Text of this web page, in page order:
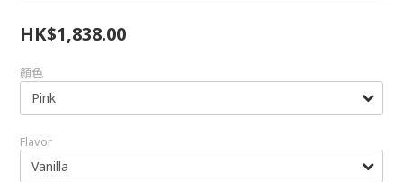
HK$1,838.00
顏色
Flavor